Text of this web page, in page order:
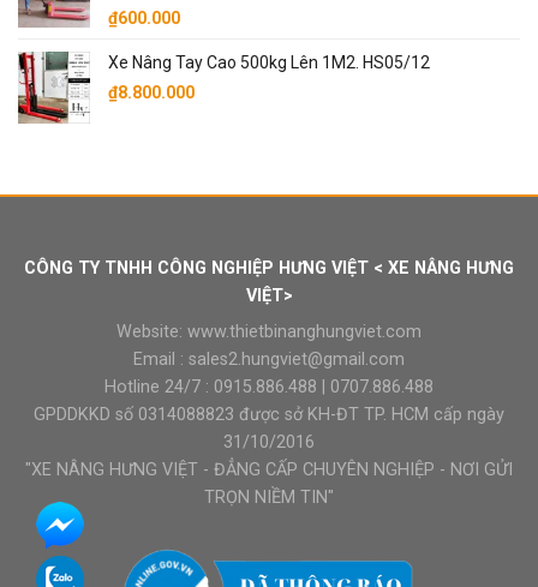
₫600.000
Xe Nâng Tay Cao 500kg Lên 1M2. HS05/12
₫8.800.000
CÔNG TY TNHH CÔNG NGHIỆP HƯNG VIỆT < XE NÂNG HƯNG
VIỆT>
Website: www.thietbinanghungviet.com
Email : sales2.hungviet@gmail.com
Hotline 24/7 : 0915.886.488
0707.886.488
GPDDKKD số 0314088823 được sở KH-ĐT TP. HCM cấp ngày
31/10/2016
"XE NÂNG HƯNG VIỆT - ĐẲNG CẤP CHUYÊN NGHIỆP - NƠI GỬI
TRỌN NIỀM TIN"